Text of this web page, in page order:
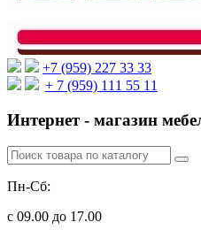
+7 (959) 227 33 33
+ 7 (959) 111 55 11
Интернет - магазин
Пн-Сб:
с 09.00 до 17.00